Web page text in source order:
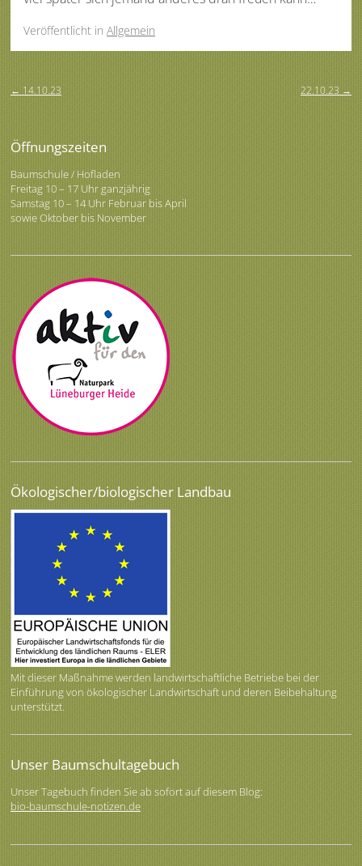
Veröffentlicht in Allgemein
← 14.10.23 22.10.23 →
Öffnungszeiten
Baumschule / Hofladen
Freitag 10 – 17 Uhr ganzjährig
Samstag 10 – 14 Uhr Februar bis April
sowie Oktober bis November
Ökologischer/biologischer Landbau
Mit dieser Maßnahme werden landwirtschaftliche Betriebe bei der
Einführung von ökologischer Landwirtschaft und deren Beibehaltung
unterstützt.
Unser Baumschultagebuch
Unser Tagebuch finden Sie ab sofort auf diesem Blog:
bio-baumschule-notizen.de